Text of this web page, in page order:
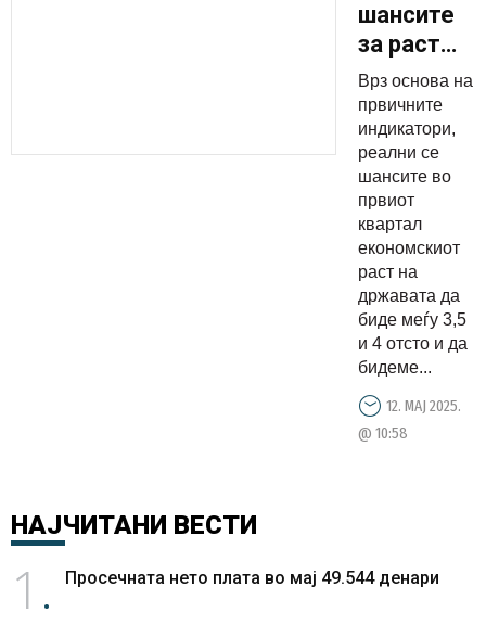
шансите
за раст
меѓу 3,5 и
4 отсто
во првиот
квартал,
смета
Мицкоски
Врз основа на
првичните
индикатори,
реални се
шансите во
првиот
квартал
економскиот
раст на
државата да
биде меѓу 3,5
и 4 отсто и да
бидеме...
12. МАЈ 2025.
@ 10:58
НАЈЧИТАНИ ВЕСТИ
1 Просечната нето плата во мај 49.544 денари